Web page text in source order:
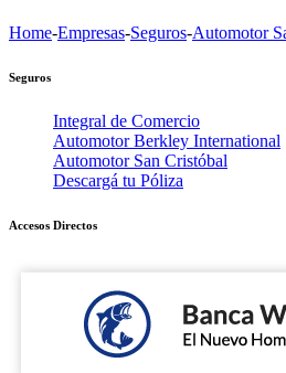
Home-Empresas-Seguros-Automotor
Seguros
Integral de Comercio
Automotor Berkley International
Automotor San Cristóbal
Descargá tu Póliza
Accesos Directos